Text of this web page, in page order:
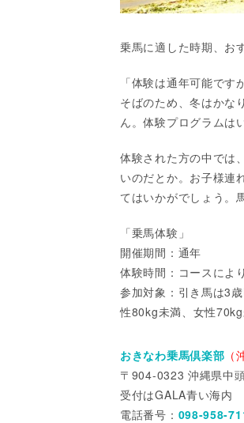
乗馬に適した時期、お
「体験は通年可能で
そばのため、冬はかな
ん。体験プログラムは
体験された方の中では
いのだとか。お子様連
てはいかがでしょう。
「乗馬体験」
開催期間：通年
体験時間：コースによ
参加対象：引き馬は3
性80kg未満、女性
おきなわ乗馬倶楽部
〒904-0323 沖縄県中
受付はGALA青い海内
電話番号： 098-958-